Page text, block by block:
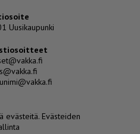
Uusikaupunki
evästeitä. Evästeiden